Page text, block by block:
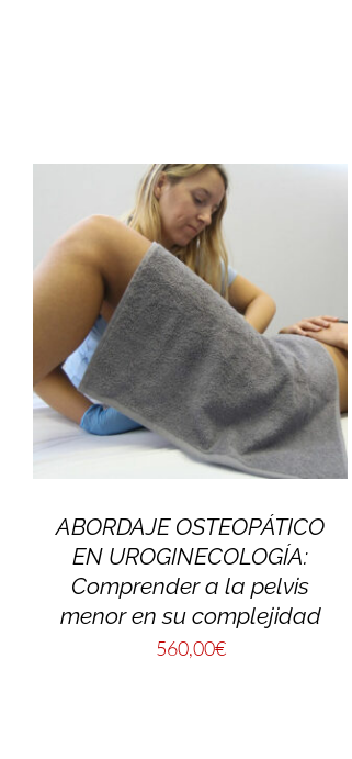
ABORDAJE OSTEOPÁTICO
EN UROGINECOLOGÍA:
Comprender a la pelvis
menor en su complejidad
560,00€